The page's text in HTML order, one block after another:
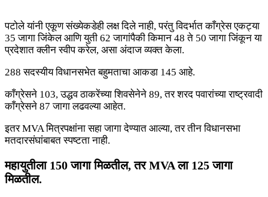
पटोले यांनी एकूण संख्येकडेही लक्ष दिले नाही, परंतु विदर्भात काँग्रेस एकट्या
35 जागा जिंकेल आणि युती 62 जागांपैकी किमान 48 ते 50 जागा जिंकून या
प्रदेशात क्लीन स्वीप करेल, असा अंदाज व्यक्त केला.
288 सदस्यीय विधानसभेत बहुमताचा आकडा 145 आहे.
काँग्रेसने 103, उद्धव ठाकरेंच्या शिवसेनेने 89, तर शरद पवारांच्या राष्ट्रवादी
काँग्रेसने 87 जागा लढवल्या आहेत.
इतर MVA मित्रपक्षांना सहा जागा देण्यात आल्या, तर तीन विधानसभा
मतदारसंघांबाबत स्पष्टता नाही.
महायुतीला 150 जागा मिळतील, तर MVA ला 125 जागा
मिळतील.